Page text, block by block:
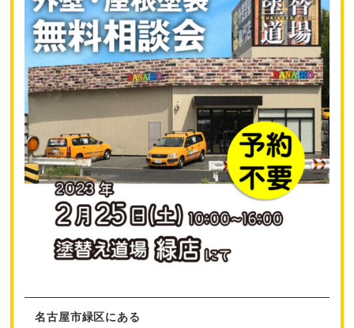
名古屋市緑区にある